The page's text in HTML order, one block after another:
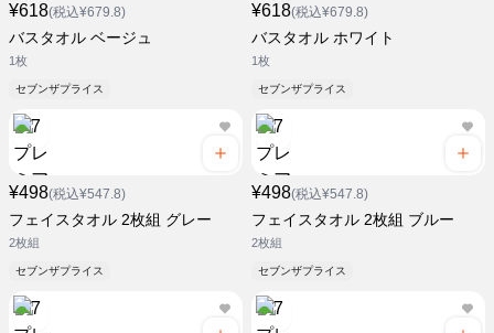
¥618(税込¥679.8)
バスタオル ベージュ
1枚
セブンザプライス
¥618(税込¥679.8)
バスタオル ホワイト
1枚
セブンザプライス
¥498(税込¥547.8)
フェイスタオル 2枚組 グレー
2枚組
セブンザプライス
¥498(税込¥547.8)
フェイスタオル 2枚組 ブルー
2枚組
セブンザプライス